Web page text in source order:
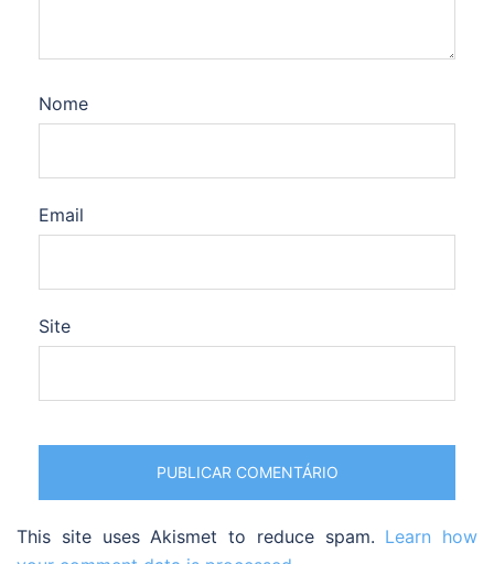
Nome
Email
Site
This site uses Akismet to reduce spam. Learn how